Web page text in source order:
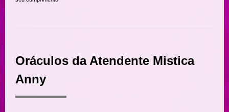
Oráculos da Atendente Mistica
Anny